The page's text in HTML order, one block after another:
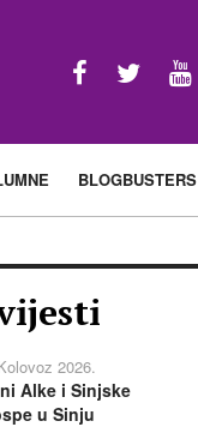
BLOGBUSTERS
2026.
Alke i Sinjske
u Sinju